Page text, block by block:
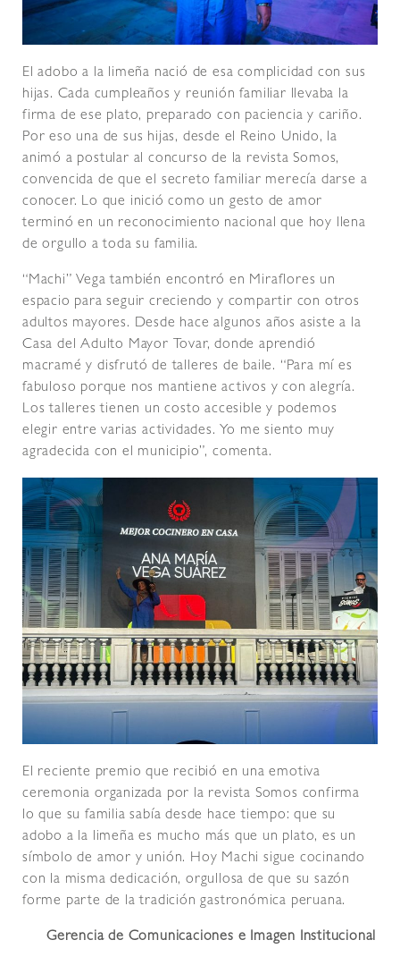
El adobo a la limeña nació de esa complicidad con sus
hijas. Cada cumpleaños y reunión familiar llevaba la
firma de ese plato, preparado con paciencia y cariño.
Por eso una de sus hijas, desde el Reino Unido, la
animó a postular al concurso de la revista Somos,
convencida de que el secreto familiar merecía darse a
conocer. Lo que inició como un gesto de amor
terminó en un reconocimiento nacional que hoy llena
de orgullo a toda su familia.
“Machi” Vega también encontró en Miraflores un
espacio para seguir creciendo y compartir con otros
adultos mayores. Desde hace algunos años asiste a la
Casa del Adulto Mayor Tovar, donde aprendió
macramé y disfrutó de talleres de baile. “Para mí es
fabuloso porque nos mantiene activos y con alegría.
Los talleres tienen un costo accesible y podemos
elegir entre varias actividades. Yo me siento muy
agradecida con el municipio”, comenta.
El reciente premio que recibió en una emotiva
ceremonia organizada por la revista Somos confirma
lo que su familia sabía desde hace tiempo: que su
adobo a la limeña es mucho más que un plato, es un
símbolo de amor y unión. Hoy Machi sigue cocinando
con la misma dedicación, orgullosa de que su sazón
forme parte de la tradición gastronómica peruana.
Gerencia de Comunicaciones e Imagen Institucional